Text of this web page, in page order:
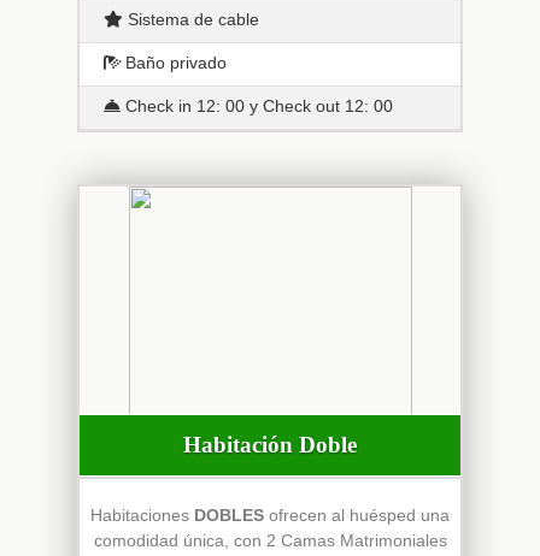
Sistema de cable
Baño privado
Check in 12: 00 y Check out 12: 00
Habitación Doble
Habitaciones DOBLES ofrecen al huésped una
comodidad única, con 2 Camas Matrimoniales